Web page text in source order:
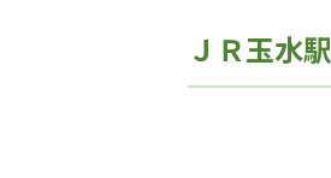
ＪＲ玉水